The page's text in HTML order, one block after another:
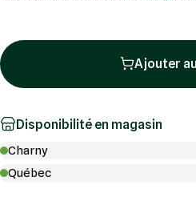
Ajouter
Disponibilité en magasin
Charny
Québec